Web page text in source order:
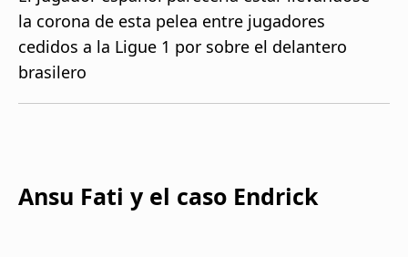
beIN XTRA
notificaciones
la corona de esta pelea entre jugadores
cedidos a la Ligue 1 por sobre el delantero
brasilero
Ansu Fati y el caso Endrick